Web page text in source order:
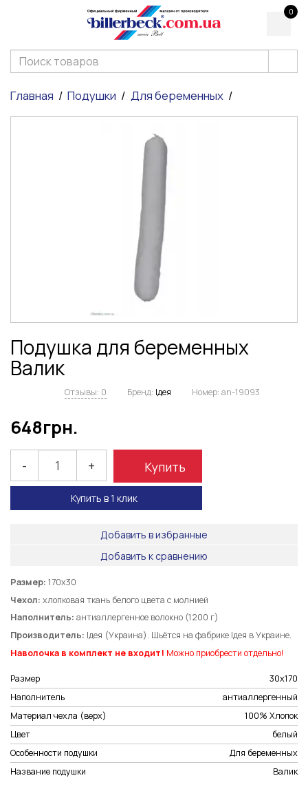
0
Главная Подушки Для беременных
Подушка для беременных
Валик
Отзывы: 0 Бренд: Ідея Номер: an-19093
648грн.
- + Купить
Купить в 1 клик
Добавить в избранные
Добавить к сравнению
Размер: 170х30
Чехол: хлопковая ткань белого цвета с молнией
Наполнитель: антиаллергенное волокно (1200 г)
Производитель: Ідея (Украина). Шьётся на фабрике Ідея в Украине.
Наволочка в комплект не входит! Можно приобрести отдельно!
Размер
30х170
Наполнитель
антиаллергенный
Материал чехла (верх)
100% Хлопок
Цвет
белый
Особенности подушки
Для беременных
Название подушки
Валик